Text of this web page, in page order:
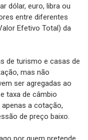
dólar, euro, libra ou
entre diferentes
Efetivo Total) da
de turismo e casas de
mas não
ser agregadas ao
taxa de câmbio
apenas a cotação,
de preço baixo.